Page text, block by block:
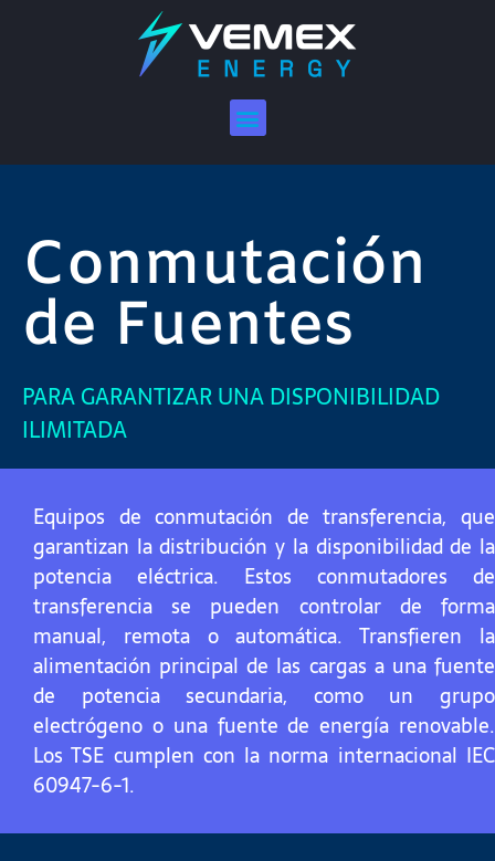
Conmutación
de Fuentes
PARA GARANTIZAR UNA DISPONIBILIDAD
ILIMITADA
Equipos de conmutación de transferencia, que
garantizan la distribución y la disponibilidad de la
potencia eléctrica. Estos conmutadores de
transferencia se pueden controlar de forma
manual, remota o automática. Transfieren la
alimentación principal de las cargas a una fuente
de potencia secundaria, como un grupo
electrógeno o una fuente de energía renovable.
Los TSE cumplen con la norma internacional IEC
60947-6-1.